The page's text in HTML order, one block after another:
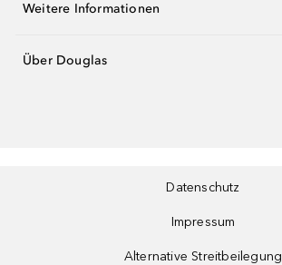
Weitere Informationen
Über Douglas
Datenschutz
Impressum
Alternative Streitbeilegung